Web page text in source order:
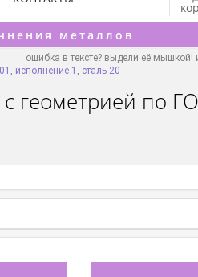
металлов
ошибка в тексте? выдели её
исполнение 1, сталь 20
геометрией по